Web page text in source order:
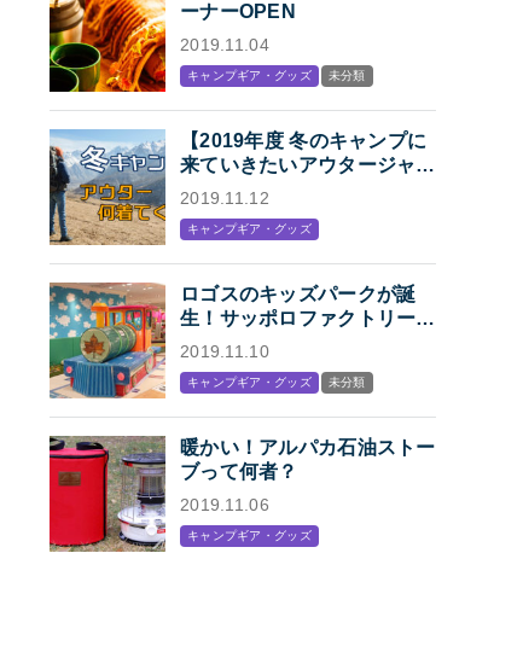
ーナーOPEN
2019.11.04
キャンプギア・グッズ 未分類
【2019年度 冬のキャンプに
来ていきたいアウタージャケ
ット特集】キャンプ・アウト
トドアブランド各社のジャケ
ットまとめ【Mens】
2019.11.12
キャンプギア・グッズ
ロゴスのキッズパークが誕
生！サッポロファクトリー内
「KIDS STATION
プン
2019.11.10
キャンプギア・グッズ 未分類
暖かい！アルパカ石油ストー
ブって何者？
2019.11.06
キャンプギア・グッズ